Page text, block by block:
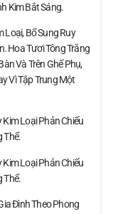
Kim Bắt Sáng.
Loại, Bổ Sung Ruy
Hoa Tươi Tông Trắng
Và Trên Ghế Phụ,
Vì Tập Trung Một
Kim Loại Phản Chiếu
Thể.
Kim Loại Phản Chiếu
Thể.
Đình Theo Phong